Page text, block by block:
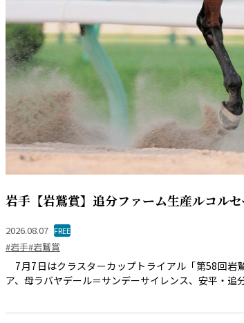
岩手【岩鷲賞】追分ファーム生産ルコル
2026.08.07 FREE
#岩手#岩鷲賞
7月7日はクラスターカップトライアル「第58回岩
ア、母ラバヤデール＝サンデーサイレンス、安平・追